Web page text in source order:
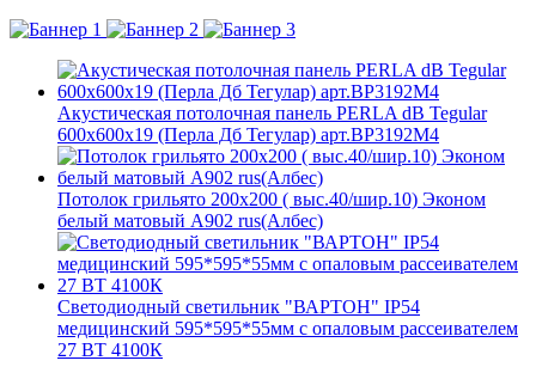
Акустическая потолочная панель PERLA dB Tegular
600x600x19 (Перла Дб Тегулар) арт.BP3192M4
Потолок грильято 200х200 ( выс.40/шир.10) Эконом
белый матовый А902 rus(Албес)
Светодиодный светильник "ВАРТОН" IP54
медицинский 595*595*55мм с опаловым рассеивателем
27 ВТ 4100К